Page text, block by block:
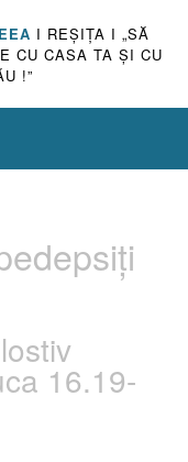
I REŞIŢA I „SĂ
CU CASA TA ŞI CU
!”
16.19-